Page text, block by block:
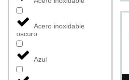
Acero inoxidable
oscuro
Azul